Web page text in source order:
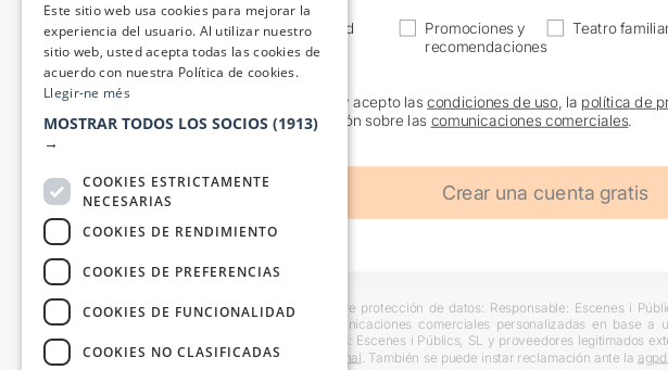
Actualidad
Promociones y
recomendaciones
Teatro
He leído y acepto lascondiciones de uso, la política de
información sobre las comunicaciones comerciales.
Información básica sobre protección de datos: Responsable: Escenes i
usuarios y remitir comunicaciones comerciales personalizadas en base
interesado. Destinatarios: Escenes i Públics, SL y proveedores legitimados
en lainformación adicional . También se puede instar reclamación ante la
Este sitio web usa cookies para mejorar la
experiencia del usuario. Al utilizar nuestro
sitio web, usted acepta todas las cookies de
acuerdo con nuestra Política de cookies.
Llegir-ne més
MOSTRAR TODOS LOS SOCIOS (1913)
→
COOKIES ESTRICTAMENTE
NECESARIAS
COOKIES DE RENDIMIENTO
COOKIES DE PREFERENCIAS
COOKIES DE FUNCIONALIDAD
COOKIES NO CLASIFICADAS